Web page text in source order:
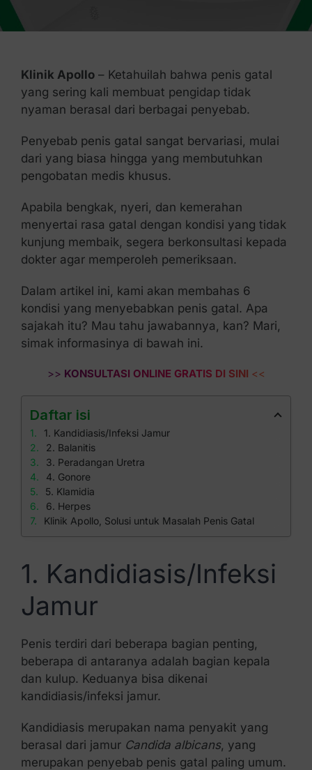
Klinik Apollo– Ketahuilah bahwa penis gatal
yang sering kali membuat pengidap tidak
nyaman berasal dari berbagai penyebab.
Penyebab penis gatal sangat bervariasi, mulai
dari yang biasa hingga yang membutuhkan
pengobatan medis khusus.
Apabila bengkak, nyeri, dan kemerahan
menyertai rasa gatal dengan kondisi yang tidak
kunjung membaik, segera berkonsultasi kepada
dokter agar memperoleh pemeriksaan.
Dalam artikel ini, kami akan membahas 6
kondisi yang menyebabkan penis gatal. Apa
sajakah itu? Mau tahu jawabannya, kan? Mari,
simak informasinya di bawah ini.
>> KONSULTASI ONLINE GRATIS DI SINI <<
Daftar isi
1. Kandidiasis/Infeksi Jamur
2. Balanitis
3. Peradangan Uretra
4. Gonore
5. Klamidia
6. Herpes
Klinik Apollo, Solusi untuk Masalah Penis Gatal
1. Kandidiasis/Infeksi
Jamur
Penis terdiri dari beberapa bagian penting,
beberapa di antaranya adalah bagian kepala
dan kulup. Keduanya bisa dikenai
kandidiasis/infeksi jamur.
Kandidiasis merupakan nama penyakit yang
berasal dari jamur Candida albicans, yang
merupakan penyebab penis gatal paling umum.